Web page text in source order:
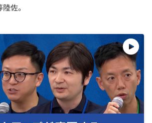
佐。